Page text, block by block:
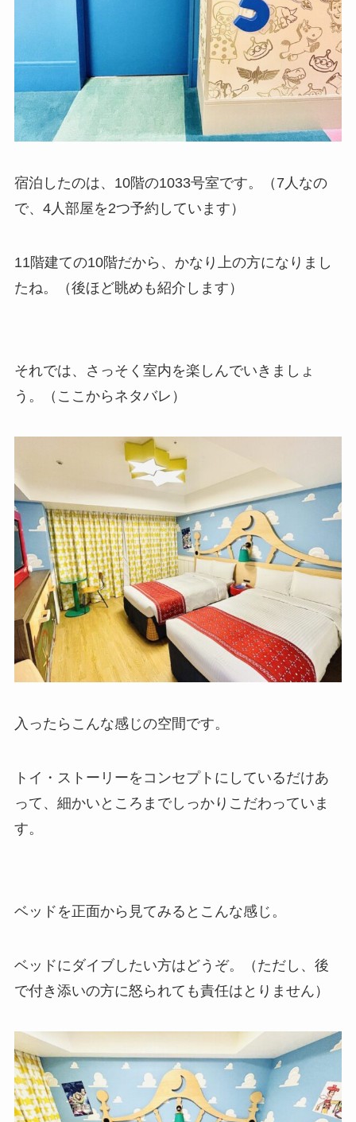
宿泊したのは、10階の1033号室です。（7人なの
で、4人部屋を2つ予約しています）
11階建ての10階だから、かなり上の方になりまし
たね。（後ほど眺めも紹介します）
それでは、さっそく室内を楽しんでいきましょ
う。（ここからネタバレ）
入ったらこんな感じの空間です。
トイ・ストーリーをコンセプトにしているだけあ
って、細かいところまでしっかりこだわっていま
す。
ベッドを正面から見てみるとこんな感じ。
ベッドにダイブしたい方はどうぞ。（ただし、後
で付き添いの方に怒られても責任はとりません）